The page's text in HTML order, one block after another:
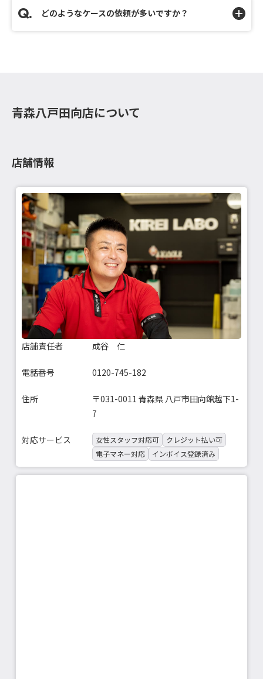
どのようなケースの依頼が多いですか？
青森八戸田向店について
店舗情報
店舗責任者 成谷 仁
電話番号 0120-745-182
住所
〒031-0011 青森県 八戸市田向館越下1-
7
対応サービス 女性スタッフ対応可
クレジット払い可
電子マネー対応
インボイス登録済み